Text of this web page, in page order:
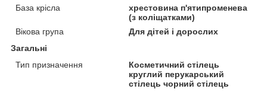
База крісла
хрестовина п'ятипроменева
(з коліщатками)
Вікова група
Для дітей і дорослих
Загальні
Тип призначення
Косметичний стілець
круглий перукарський
стілець чорний стілець